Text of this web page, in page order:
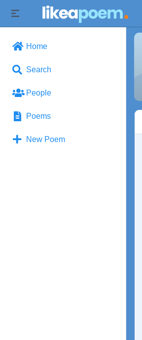
Home
Search
People
Poems
New Poem